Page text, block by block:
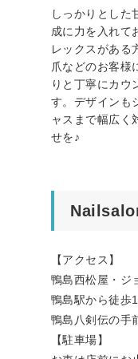
しっかりとした
成に力を入れて
レックスがある
爪などのお客様
りと丁寧にカウ
す。デザインも
ャスまで幅広
せを♪
【アクセス】
鴨島西松屋・ジ
鴨島駅から徒歩
鴨島八剣伝の手
【駐車場】